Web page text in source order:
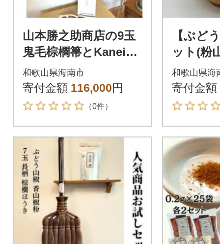
山本勝之助商店の9玉
鬼毛棕櫚箒とKaneich
i写真集
和歌山県海南市
寄付金額 116,000円
（0件）
【ぶど
ット(粉
2セット
和歌山県海
寄付金額